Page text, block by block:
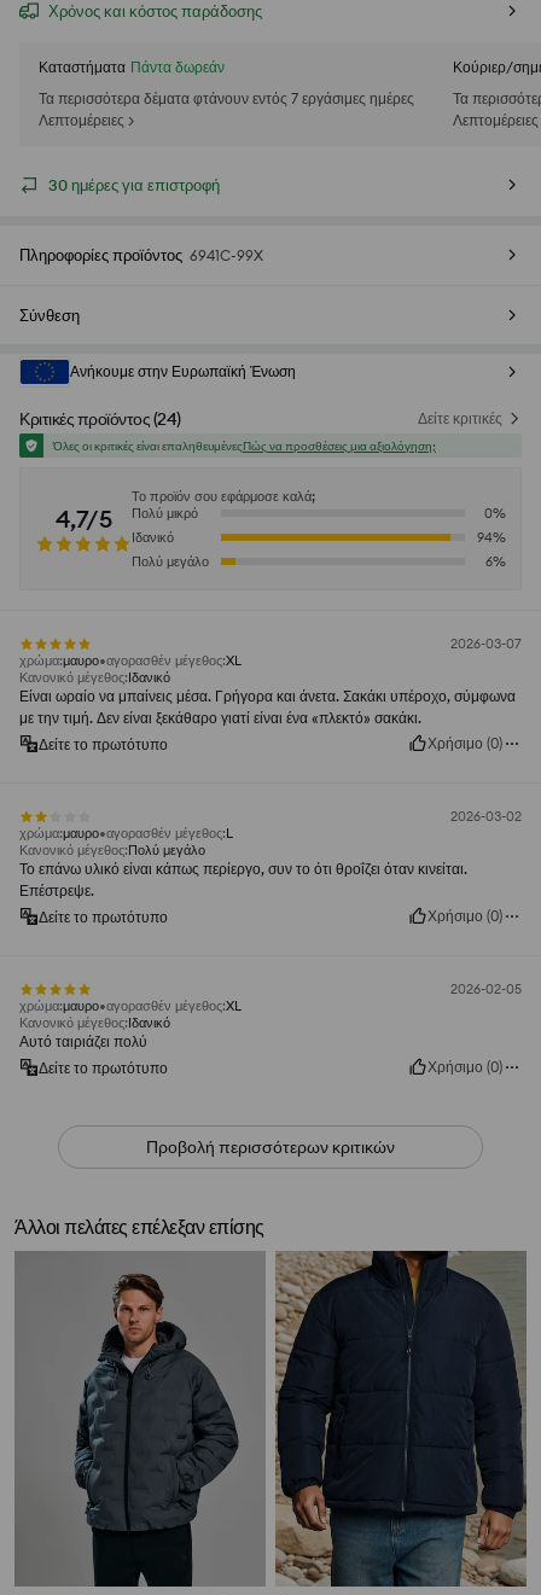
Χρόνος και κόστος παράδοσης
Καταστήματα Πάντα δωρεάν
Τα περισσότερα δέματα φτάνουν εντός 7 εργάσιμες ημέρες
Λεπτομέρειες >
Κούριερ/
Τα
Λεπτομέρειες
30 ημέρες για επιστροφή
Πληροφορίες προϊόντος 6941C-99X
Σύνθεση
Ανήκουμε στην Ευρωπαϊκή Ένωση
Κριτικές προϊόντος(24) Δείτε κριτικές
Όλες οι κριτικές είναι επαληθευμένεςΠώς να προσθέσεις μια αξιολόγηση;
4,7/5
Το προϊόν σου εφάρμοσε καλά;
Πολύ μικρό
0%
Ιδανικό
94%
Πολύ μεγάλο
6%
2026-03-07
χρώμα:μαυρο αγορασθέν μέγεθος:XL
Κανονικό μέγεθος:Ιδανικό
Είναι ωραίο να μπαίνεις μέσα. Γρήγορα και άνετα. Σακάκι υπέροχο, σύμφωνα
με την τιμή. Δεν είναι ξεκάθαρο γιατί είναι ένα «πλεκτό» σακάκι.
Δείτε το πρωτότυπο
Χρήσιμο (0)
2026-03-02
χρώμα:μαυρο αγορασθέν μέγεθος:L
Κανονικό μέγεθος:Πολύ μεγάλο
Το επάνω υλικό είναι κάπως περίεργο, συν το ότι θροΐζει όταν κινείται.
Επέστρεψε.
Δείτε το πρωτότυπο
Χρήσιμο (0)
2026-02-05
χρώμα:μαυρο αγορασθέν μέγεθος:XL
Κανονικό μέγεθος:Ιδανικό
Αυτό ταιριάζει πολύ
Δείτε το πρωτότυπο
Χρήσιμο (0)
Προβολή περισσότερων κριτικών
Άλλοι πελάτες επέλεξαν επίσης